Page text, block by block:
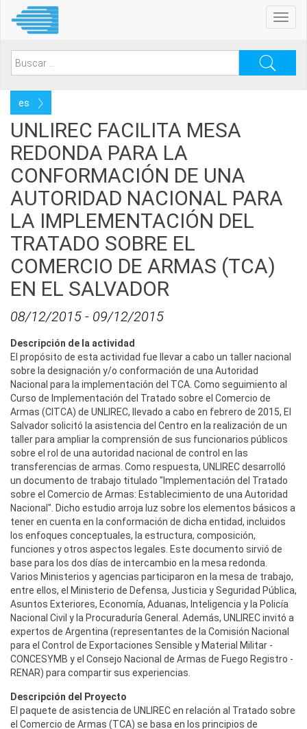
contenido
principal
Search
Select
language
UNLIREC FACILITA MESA
REDONDA PARA LA
CONFORMACIÓN DE UNA
AUTORIDAD NACIONAL PARA
LA IMPLEMENTACIÓN DEL
TRATADO SOBRE EL
COMERCIO DE ARMAS (TCA)
EN EL SALVADOR
08/12/2015 - 09/12/2015
Descripción de la actividad
El propósito de esta actividad fue llevar a cabo un taller nacional
sobre la designación y/o conformación de una Autoridad
Nacional para la implementación del TCA. Como seguimiento al
Curso de Implementación del Tratado sobre el Comercio de
Armas (CITCA) de UNLIREC, llevado a cabo en febrero de 2015, El
Salvador solicitó la asistencia del Centro en la realización de un
taller para ampliar la comprensión de sus funcionarios públicos
sobre el rol de una autoridad nacional de control en las
transferencias de armas. Como respuesta, UNLIREC desarrolló
un documento de trabajo titulado "Implementación del Tratado
sobre el Comercio de Armas: Establecimiento de una Autoridad
Nacional". Dicho estudio arroja luz sobre los elementos básicos a
tener en cuenta en la conformación de dicha entidad, incluidos
los enfoques conceptuales, la estructura, composición,
funciones y otros aspectos legales. Este documento sirvió de
base para los dos días de intercambio en la mesa redonda.
Varios Ministerios y agencias participaron en la mesa de trabajo,
entre ellos, el Ministerio de Defensa, Justicia y Seguridad Pública,
Asuntos Exteriores, Economía, Aduanas, Inteligencia y la Policía
Nacional Civil y la Procuraduría General. Además, UNLIREC invitó a
expertos de Argentina (representantes de la Comisión Nacional
para el Control de Exportaciones Sensible y Material Militar -
CONCESYMB y el Consejo Nacional de Armas de Fuego Registro -
RENAR) para compartir sus experiencias.
Descripción del Proyecto
El paquete de asistencia de UNLIREC en relación al Tratado sobre
el Comercio de Armas (TCA) se basa en los principios de